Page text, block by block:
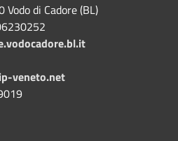
di Cadore (BL)
veneto.net